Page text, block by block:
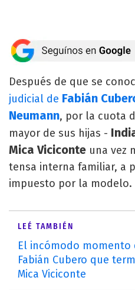
Después de que se
judicial de Fabián
Neumann, por la cuota
mayor de sus hijas -
Mica Viciconte una vez
tensa interna familiar, a
impuesto por la modelo.
LEÉ TAMBIÉN
El incómodo momento
Fabián Cubero que
Mica Viciconte